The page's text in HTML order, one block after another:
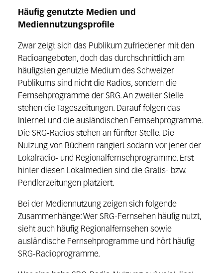
Häufig genutzte Medien und
Mediennutzungsprofile
Zwar zeigt sich das Publikum zufriedener mit den
Radioangeboten, doch das durchschnittlich am
häufigsten genutzte Medium des Schweizer
Publikums sind nicht die Radios, sondern die
Fernsehprogramme der SRG. An zweiter Stelle
stehen die Tageszeitungen. Darauf folgen das
Internet und die ausländischen Fernsehprogramme.
Die SRG-Radios stehen an fünfter Stelle. Die
Nutzung von Büchern rangiert sodann vor jener der
Lokalradio- und Regionalfernsehprogramme. Erst
hinter diesen Lokalmedien sind die Gratis- bzw.
Pendlerzeitungen platziert.
Bei der Mediennutzung zeigen sich folgende
Zusammenhänge: Wer SRG-Fernsehen häufig nutzt,
sieht auch häufig Regionalfernsehen sowie
ausländische Fernsehprogramme und hört häufig
SRG-Radioprogramme.